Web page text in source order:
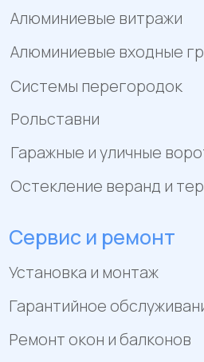
характер и не является публичной офертой